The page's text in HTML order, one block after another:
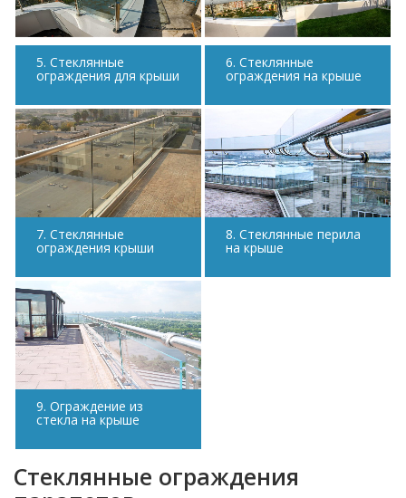
5. Стеклянные
ограждения для крыши
6. Стеклянные
ограждения на крыше
7. Стеклянные
ограждения крыши
8. Стеклянные перила
на крыше
9. Ограждение из
стекла на крыше
Стеклянные ограждения